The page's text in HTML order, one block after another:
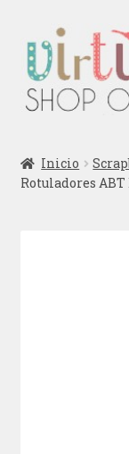
la
navegación
al
contenido
Podcast
Inicio
Rotuladores